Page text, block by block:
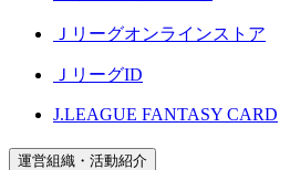
Ｊリーグオンラインストア
ＪリーグID
J.LEAGUE FANTASY CARD
運営組織・活動紹介